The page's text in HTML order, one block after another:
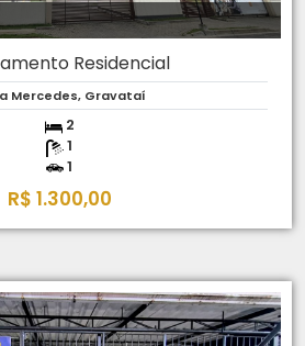
Residencial
Mercedes, Gravataí
2
1
1
R$ 1.300,00